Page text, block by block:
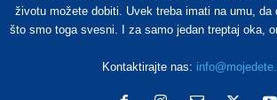
životu možete dobiti. Uvek treba imati na umu, da
što smo toga svesni. I za samo jedan treptaj oka,
Kontaktirajte nas: